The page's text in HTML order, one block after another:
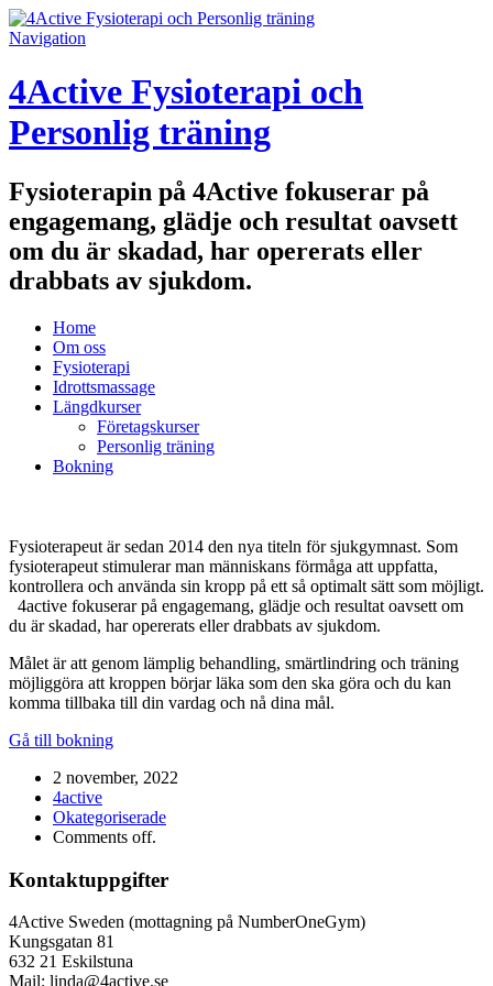
Navigation
4Active Fysioterapi och
Personlig träning
Fysioterapin på 4Active fokuserar på
engagemang, glädje och resultat oavsett
om du är skadad, har opererats eller
drabbats av sjukdom.
Home
Om oss
Fysioterapi
Idrottsmassage
Längdkurser
Företagskurser
Personlig träning
Bokning
Fysioterapeut är sedan 2014 den nya titeln för sjukgymnast. Som
fysioterapeut stimulerar man människans förmåga att uppfatta,
kontrollera och använda sin kropp på ett så optimalt sätt som möjligt.
4active fokuserar på engagemang, glädje och resultat oavsett om
du är skadad, har opererats eller drabbats av sjukdom.
Målet är att genom lämplig behandling, smärtlindring och träning
möjliggöra att kroppen börjar läka som den ska göra och du kan
komma tillbaka till din vardag och nå dina mål.
Gå till bokning
2 november, 2022
4active
Okategoriserade
Comments off.
Kontaktuppgifter
4Active Sweden (mottagning på NumberOneGym)
Kungsgatan 81
632 21 Eskilstuna
Mail: linda@4active.se